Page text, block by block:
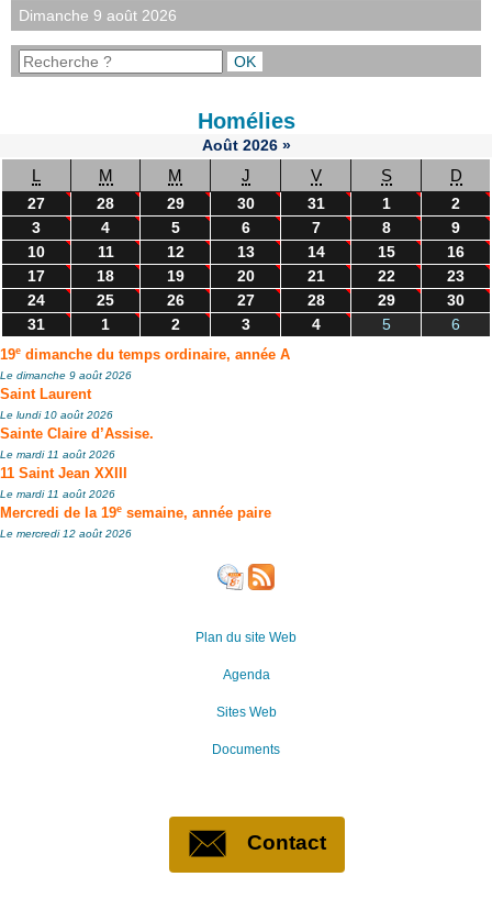
Dimanche 9 août 2026
Homélies
Août 2026 »
L M M J V S D
27 28 29 30 31 1
2
3
4 5 6 7 8
9
10
11 12 13 14 15
16
17
18 19 20 21 22
23
24
25 26 27 28 29
30
31
1 2 3 4 5 6
19e dimanche du temps ordinaire, année A
Le dimanche 9 août 2026
Saint Laurent
Le lundi 10 août 2026
Sainte Claire d’Assise.
Le mardi 11 août 2026
11 Saint Jean XXIII
Le mardi 11 août 2026
Mercredi de la 19e semaine, année paire
Le mercredi 12 août 2026
Plan du site Web
Agenda
Sites Web
Documents
Contact